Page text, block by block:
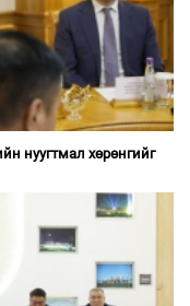
нуугтмал хөрөнгийг